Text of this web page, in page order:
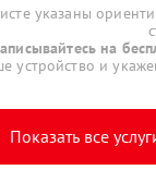
указаны
на
устройство и
Показать все